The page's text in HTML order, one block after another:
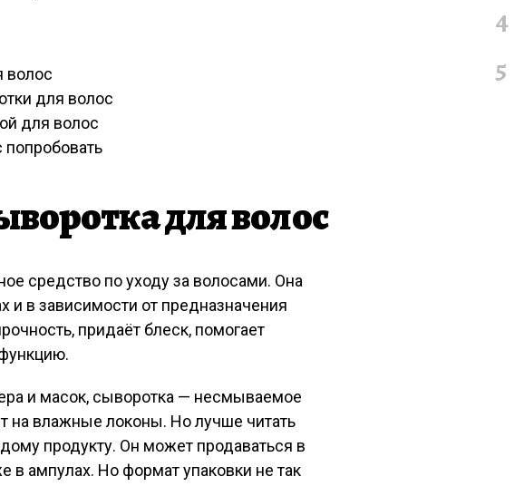
волос
для волос
для волос
для волос
средство по уходу за волосами. Она
и в зависимости от предназначения
придаёт блеск, помогает
и масок, сыворотка — несмываемое
на влажные локоны. Но лучше читать
продукту. Он может продаваться в
в ампулах. Но формат упаковки не так